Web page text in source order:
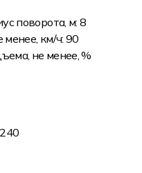
поворота, м: 8
менее, км/ч: 90
не менее, %